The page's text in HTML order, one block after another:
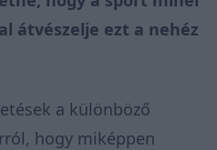
átvészelje ezt a nehéz
a különböző
hogy miképpen